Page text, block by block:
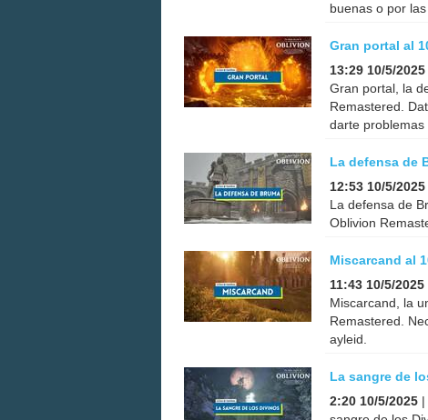
buenas o por
Gran portal al
13:29 10/5/2025
Gran portal, la
Remastered.
darte problemas
La defensa de
12:53 10/5/2025
La defensa de
Oblivion
Miscarcand al
11:43 10/5/2025
Miscarcand, la
Remastered.
ayleid.
La sangre de
2:20 10/5/2025